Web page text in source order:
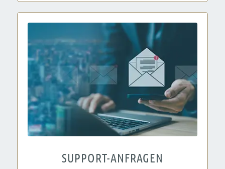
SUPPORT-ANFRAGEN